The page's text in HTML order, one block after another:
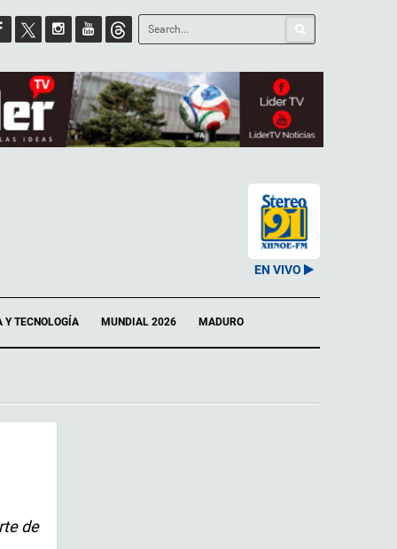
EN VIVO
Y TECNOLOGÍA MUNDIAL 2026 MADURO
de